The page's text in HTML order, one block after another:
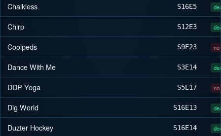
Chalkless S16E5
Chirp S12E3
Coolpeds S9E23 no
Dance With Me S3E14
DDP Yoga S5E17 no
Dig World S16E13
Duzter Hockey S16E14